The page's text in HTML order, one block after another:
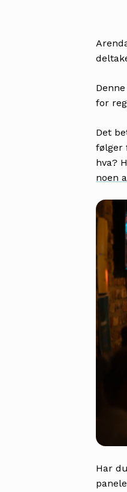
for
Det
følger
hva?
noen
Har